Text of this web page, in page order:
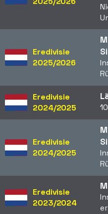
Eredivisie
2025/2026
Eredivisie
2024/2025
Eredivisie
2024/2025
Eredivisie
2023/2024